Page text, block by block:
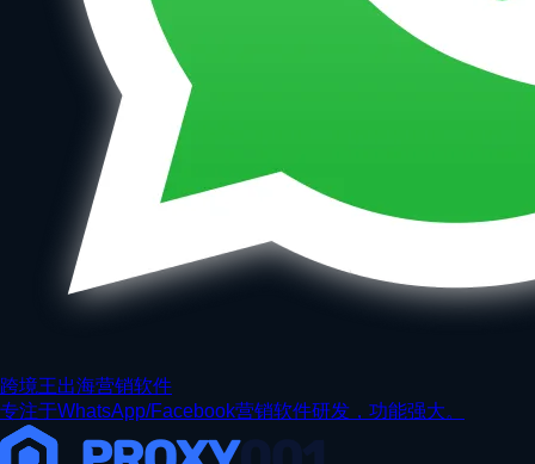
跨境王出海营销软件
专注于WhatsApp/Facebook营销软件研发，功能强大。